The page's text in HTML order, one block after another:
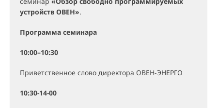
устройств ОВЕН».
Программа семинара
10:00–10:30
Приветственное слово директора ОВЕН-ЭНЕРГО
10:30-14-00